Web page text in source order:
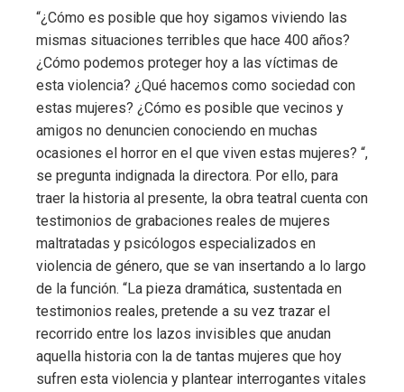
“¿Cómo es posible que hoy sigamos viviendo las
mismas situaciones terribles que hace 400 años?
¿Cómo podemos proteger hoy a las víctimas de
esta violencia? ¿Qué hacemos como sociedad con
estas mujeres? ¿Cómo es posible que vecinos y
amigos no denuncien conociendo en muchas
ocasiones el horror en el que viven estas mujeres? “,
se pregunta indignada la directora. Por ello, para
traer la historia al presente, la obra teatral cuenta con
testimonios de grabaciones reales de mujeres
maltratadas y psicólogos especializados en
violencia de género, que se van insertando a lo largo
de la función. “La pieza dramática, sustentada en
testimonios reales, pretende a su vez trazar el
recorrido entre los lazos invisibles que anudan
aquella historia con la de tantas mujeres que hoy
sufren esta violencia y plantear interrogantes vitales